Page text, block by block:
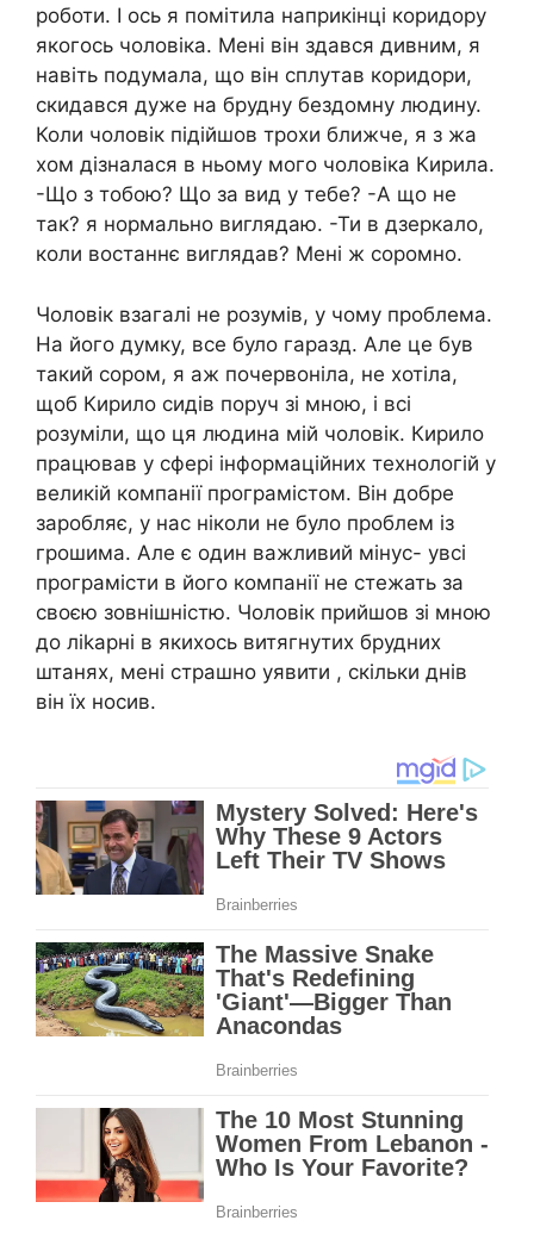
роботи. І ось я помітила наприкінці коридору
якогось чоловіка. Мені він здався дивним, я
навіть подумала, що він сплутав коридори,
скидався дуже на брудну бездомну людину.
Коли чоловік підійшов трохи ближче, я з жа
хом дізналася в ньому мого чоловіка Кирила.
-Що з тобою? Що за вид у тебе? -А що не
так? я нормально виглядаю. -Ти в дзеркало,
коли востаннє виглядав? Мені ж соромно.
Чоловік взагалі не розумів, у чому проблема.
На його думку, все було гаразд. Але це був
такий сором, я аж почервоніла, не хотіла,
щоб Кирило сидів поруч зі мною, і всі
розуміли, що ця людина мій чоловік. Кирило
працював у сфері інформаційних технологій у
великій компанії програмістом. Він добре
заробляє, у нас ніколи не було проблем із
грошима. Але є один важливий мінус- увсі
програмісти в його компанії не стежать за
своєю зовнішністю. Чоловік прийшов зі мною
до ліkарні в якихось витягнутих брудних
штанях, мені страшно уявити , скільки днів
він їх носив.